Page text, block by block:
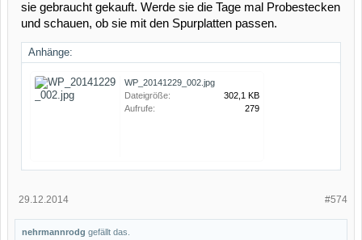
sie gebraucht gekauft. Werde sie die Tage mal Probestecken
und schauen, ob sie mit den Spurplatten passen.
Anhänge:
WP_20141229_002.jpg
Dateigröße:
302,1 KB
Aufrufe:
279
#574
29.12.2014
nehrmannrodg gefällt das.